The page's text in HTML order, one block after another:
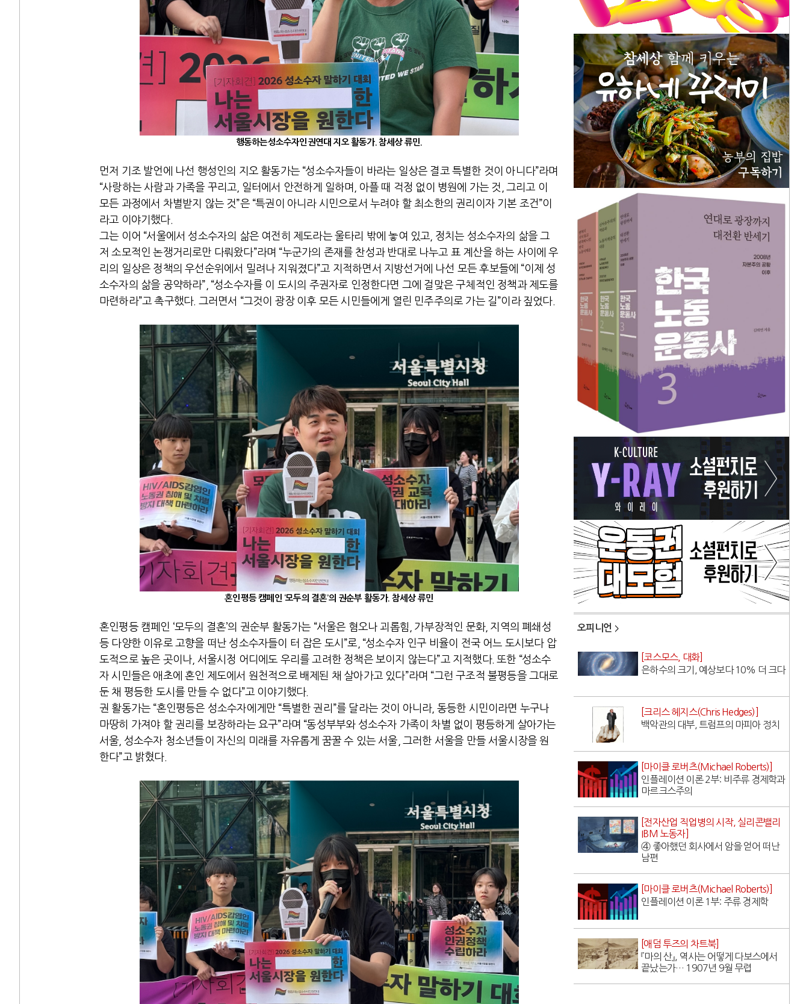
행동하는성소수자인권연대 지오 활동가. 참세상 류민.
먼저 기조 발언에 나선 행성인의 지오 활동가는 “성소수자들이 바라는 일상은 결코 특별한 것이 아니다”라며
“사랑하는 사람과 가족을 꾸리고, 일터에서 안전하게 일하며, 아플 때 걱정 없이 병원에 가는 것, 그리고 이
모든 과정에서 차별받지 않는 것”은 “특권이 아니라 시민으로서 누려야 할 최소한의 권리이자 기본 조건”이
라고 이야기했다.
그는 이어 “서울에서 성소수자의 삶은 여전히 제도라는 울타리 밖에 놓여 있고, 정치는 성소수자의 삶을 그
저 소모적인 논쟁거리로만 다뤄왔다”라며 “누군가의 존재를 찬성과 반대로 나누고 표 계산을 하는 사이에 우
리의 일상은 정책의 우선순위에서 밀려나 지워졌다”고 지적하면서 지방선거에 나선 모든 후보들에 “이제 성
소수자의 삶을 공약하라”, “성소수자를 이 도시의 주권자로 인정한다면 그에 걸맞은 구체적인 정책과 제도를
마련하라”고 촉구했다. 그러면서 “그것이 광장 이후 모든 시민들에게 열린 민주주의로 가는 길”이라 짚었다.
혼인평등 캠페인 ‘모두의 결혼’의 권순부 활동가. 참세상 류민
혼인평등 캠페인 ‘모두의 결혼’의 권순부 활동가는 “서울은 혐오나 괴롭힘, 가부장적인 문화, 지역의 폐쇄성
등 다양한 이유로 고향을 떠난 성소수자들이 터 잡은 도시”로, “성소수자 인구 비율이 전국 어느 도시보다 압
도적으로 높은 곳이나, 서울시정 어디에도 우리를 고려한 정책은 보이지 않는다”고 지적했다. 또한 “성소수
자 시민들은 애초에 혼인 제도에서 원천적으로 배제된 채 살아가고 있다”라며 “그런 구조적 불평등을 그대로
둔 채 평등한 도시를 만들 수 없다”고 이야기했다.
권 활동가는 “혼인평등은 성소수자에게만 “특별한 권리”를 달라는 것이 아니라, 동등한 시민이라면 누구나
마땅히 가져야 할 권리를 보장하라는 요구”라며 “동성부부와 성소수자 가족이 차별 없이 평등하게 살아가는
서울, 성소수자 청소년들이 자신의 미래를 자유롭게 꿈꿀 수 있는 서울, 그러한 서울을 만들 서울시장을 원
한다”고 밝혔다.
오피니언
[코스모스, 대화]
은하수의 크기, 예상보다 10% 더 크다
[크리스 헤지스(Chris Hedges)]
백악관의 대부, 트럼프의 마피아 정치
[마이클 로버츠(Michael Roberts)]
인플레이션 이론 2부: 비주류 경제학과
마르크스주의
[전자산업 직업병의 시작, 실리콘밸리
IBM 노동자]
④ 좋아했던 회사에서 암을 얻어 떠난
남편
[마이클 로버츠(Michael Roberts)]
인플레이션 이론 1부: 주류 경제학
[애덤 투즈의 차트북]
『마의 산』, 역사는 어떻게 다보스에서
끝났는가… 1907년 9월 무렵